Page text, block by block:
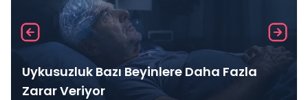
Uykusuzluk Bazı Beyinlere Daha Fazla
Zarar Veriyor